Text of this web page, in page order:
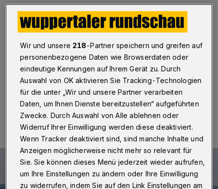
Wuppertal·Die Pfarrgemeinde St. Laurentius in
Elberfeld beteiligt sich mit weiteren Gemeinden im
Wuppertaler Stadtgebiet am europaweiten
Glockenläuten gegen den Krieg in der Ukraine. Die
Europäische Vereinigung der Dombau-, Münsterbau-
und Hüttenmeister rufen zu der Aktion auf.
03.03.2022 , 10:48 Uhr Eine Minute Lesezeit
Wir und unsere 218-Partner speichern und greifen auf
personenbezogene Daten wie Browserdaten oder
eindeutige Kennungen auf Ihrem Gerät zu. Durch
Auswahl von OK aktivieren Sie Tracking-Technologien
für die unter „Wir und unsere Partner verarbeiten
Daten, um Ihnen Dienste bereitzustellen“ aufgeführten
Zwecke. Durch Auswahl von Alle ablehnen oder
Widerruf Ihrer Einwilligung werden diese deaktiviert.
Wenn Tracker deaktiviert sind, sind manche Inhalte und
Anzeigen möglicherweise nicht mehr so relevant für
Sie. Sie können dieses Menü jederzeit wieder aufrufen,
um Ihre Einstellungen zu ändern oder Ihre Einwilligung
zu widerrufen, indem Sie auf den Link Einstellungen am